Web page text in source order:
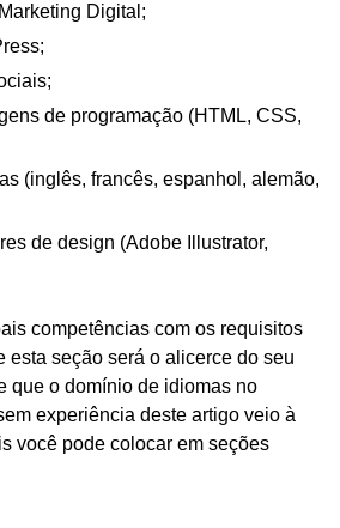
Digital;
de programação (HTML, CSS,
(inglês, francês, espanhol, alemão,
de design (Adobe Illustrator,
competências com os requisitos
esta seção será o alicerce do seu
que o domínio de idiomas no
experiência deste artigo veio à
você pode colocar em seções